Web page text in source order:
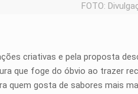
FOTO:
criativas e pela proposta
que foge do óbvio ao trazer
quem gosta de sabores mais